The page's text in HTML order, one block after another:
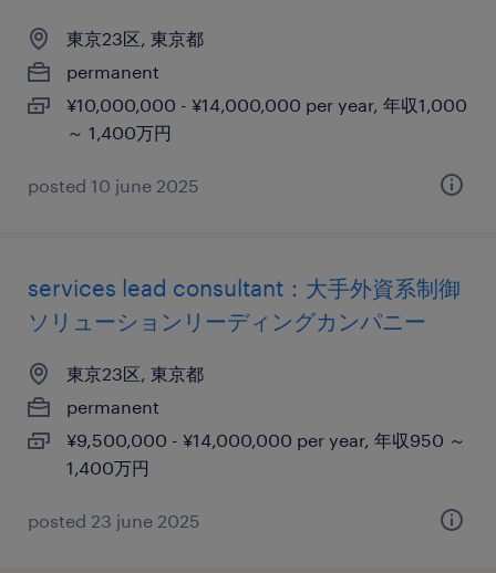
東京23区, 東京都
permanent
¥10,000,000 - ¥14,000,000 per year, 年収1,000
～ 1,400万円
posted 10 june 2025
services lead consultant：大手外資系制御
ソリューションリーディングカンパニー
東京23区, 東京都
permanent
¥9,500,000 - ¥14,000,000 per year, 年収950 ～
1,400万円
posted 23 june 2025